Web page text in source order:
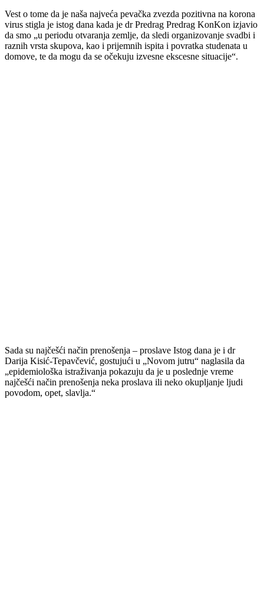
Vest o tome da je naša najveća pevačka zvezda pozitivna na korona
virus stigla je istog dana kada je dr Predrag Predrag KonKon izjavio
da smo „u periodu otvaranja zemlje, da sledi organizovanje svadbi i
raznih vrsta skupova, kao i prijemnih ispita i povratka studenata u
domove, te da mogu da se očekuju izvesne ekscesne situacije“.
Sada su najčešći način prenošenja – proslave Istog dana je i dr
Darija Kisić-Tepavčević, gostujući u „Novom jutru“ naglasila da
„epidemiološka istraživanja pokazuju da je u poslednje vreme
najčešći način prenošenja neka proslava ili neko okupljanje ljudi
povodom, opet, slavlja.“